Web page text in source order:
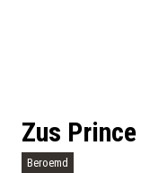
Zus
Beroemd